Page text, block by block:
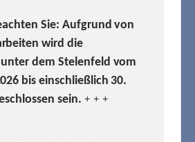
Sie: Aufgrund von
wird die
dem Stelenfeld vom
bis einschließlich 30.
sein. + + +